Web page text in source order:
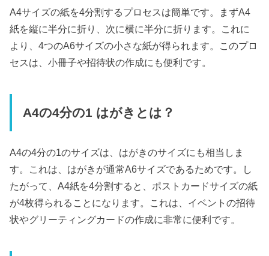
A4サイズの紙を4分割するプロセスは簡単です。まずA4
紙を縦に半分に折り、次に横に半分に折ります。これに
より、4つのA6サイズの小さな紙が得られます。このプロ
セスは、小冊子や招待状の作成にも便利です。
A4の4分の1 はがきとは？
A4の4分の1のサイズは、はがきのサイズにも相当しま
す。これは、はがきが通常A6サイズであるためです。し
たがって、A4紙を4分割すると、ポストカードサイズの紙
が4枚得られることになります。これは、イベントの招待
状やグリーティングカードの作成に非常に便利です。